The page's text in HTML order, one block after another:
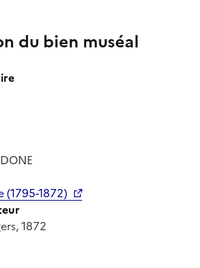
du bien muséal
(1795-1872)
1872